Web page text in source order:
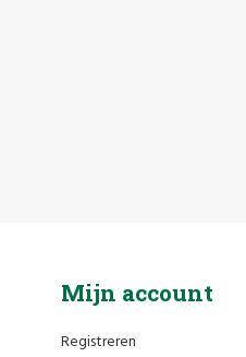
Mijn account
Registreren